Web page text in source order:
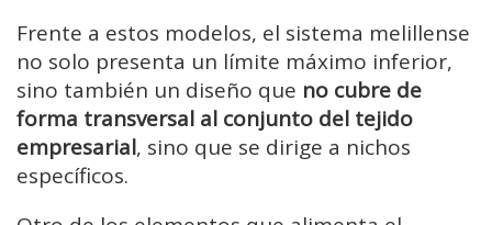
Frente a estos modelos, el sistema melillense
no solo presenta un límite máximo inferior,
sino también un diseño que no cubre de
forma transversal al conjunto del tejido
empresarial, sino que se dirige a nichos
específicos.